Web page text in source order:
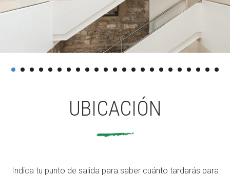
UBICACIÓN
Indica tu punto de salida para saber cuánto tardarás para